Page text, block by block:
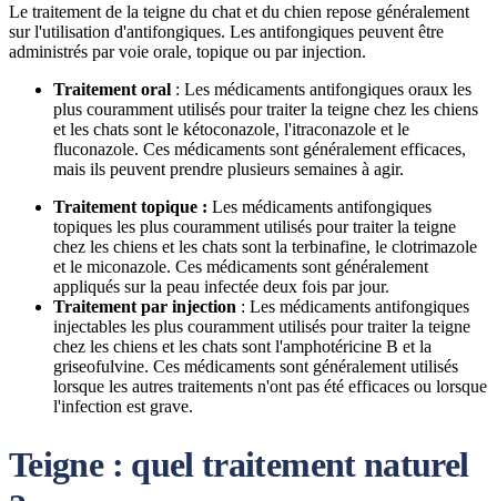
Le traitement de la teigne du chat et du chien repose généralement
sur l'utilisation d'antifongiques. Les antifongiques peuvent être
administrés par voie orale, topique ou par injection.
Traitement oral : Les médicaments antifongiques oraux les
plus couramment utilisés pour traiter la teigne chez les chiens
et les chats sont le kétoconazole, l'itraconazole et le
fluconazole. Ces médicaments sont généralement efficaces,
mais ils peuvent prendre plusieurs semaines à agir.
Traitement topique : Les médicaments antifongiques
topiques les plus couramment utilisés pour traiter la teigne
chez les chiens et les chats sont la terbinafine, le clotrimazole
et le miconazole. Ces médicaments sont généralement
appliqués sur la peau infectée deux fois par jour.
Traitement par injection : Les médicaments antifongiques
injectables les plus couramment utilisés pour traiter la teigne
chez les chiens et les chats sont l'amphotéricine B et la
griseofulvine. Ces médicaments sont généralement utilisés
lorsque les autres traitements n'ont pas été efficaces ou lorsque
l'infection est grave.
Teigne : quel traitement naturel